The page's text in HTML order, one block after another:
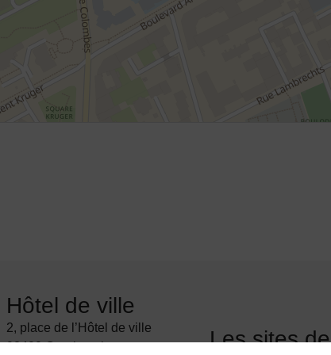
Hôtel de ville
2, place de l’Hôtel de ville
92400 Courbevoie
Les sites de